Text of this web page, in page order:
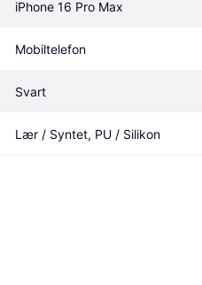
iPhone 16 Pro Max
Mobiltelefon
Svart
Lær / Syntet, PU / Silikon